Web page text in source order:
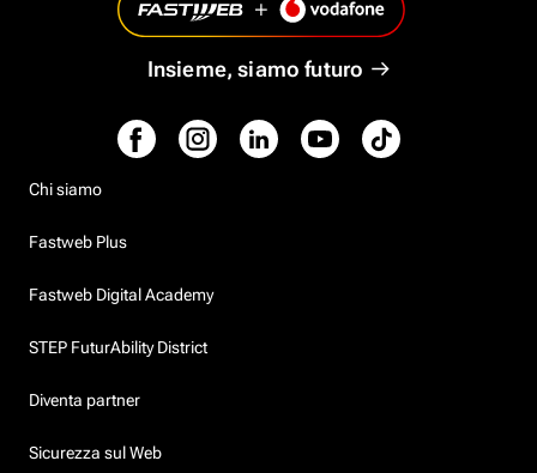
Insieme, siamo futuro
Chi siamo
Fastweb Plus
Fastweb Digital Academy
STEP FuturAbility District
Diventa partner
Sicurezza sul Web